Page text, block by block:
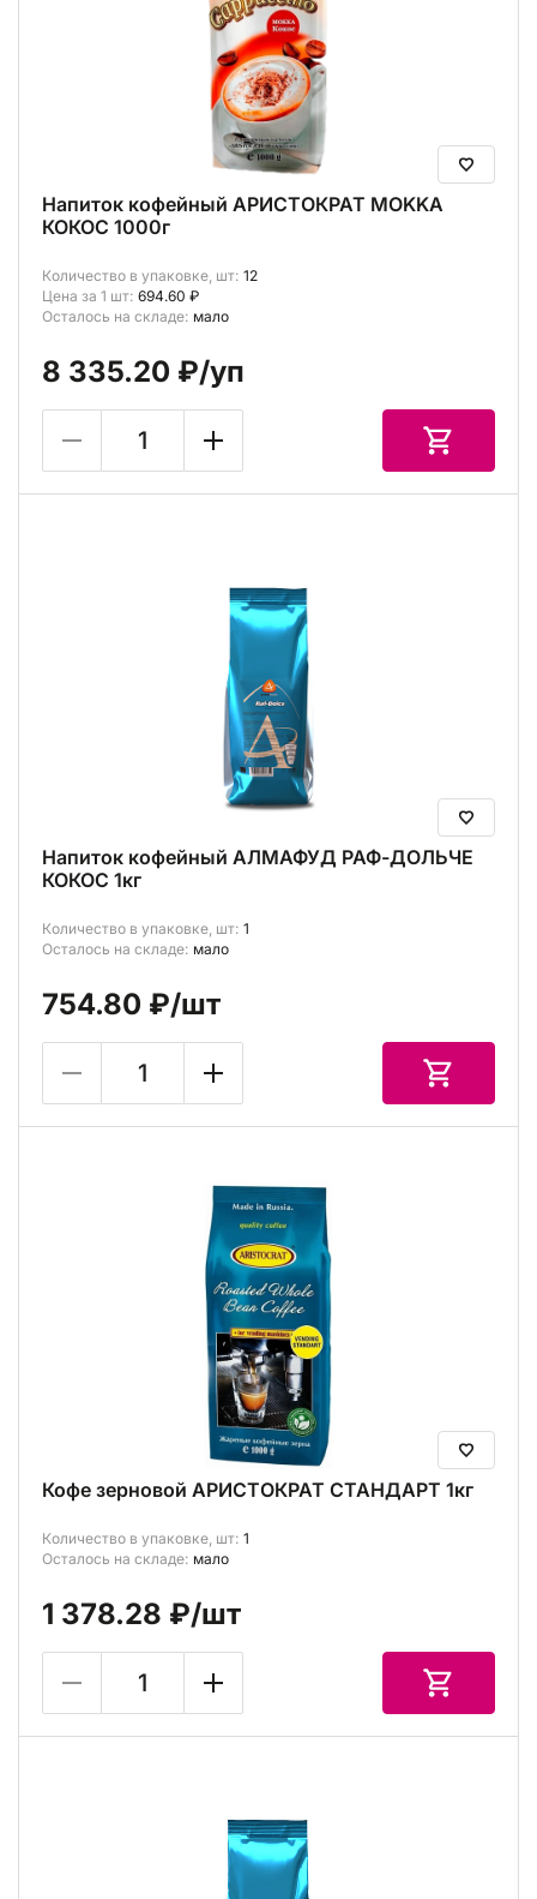
Напиток кофейный АРИСТОКРАТ MОKKA
КОКОС 1000г
Количество в упаковке, шт: 12
Цена за 1 шт: 694.60 ₽
Осталось на складе: мало
8 335.20 ₽/уп
Напиток кофейный АЛМАФУД РАФ-ДОЛЬЧЕ
КОКОС 1кг
Количество в упаковке, шт: 1
Осталось на складе: мало
754.80 ₽/шт
Кофе зерновой АРИСТОКРАТ СТАНДАРТ 1кг
Количество в упаковке, шт: 1
Осталось на складе: мало
1 378.28 ₽/шт